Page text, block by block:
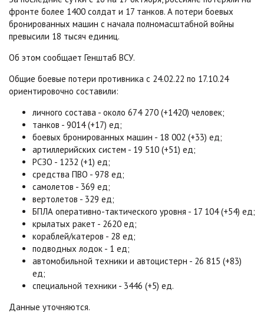
фронте более 1400 солдат и 17 танков. А потери боевых
бронированных машин с начала полномасштабной войны
превысили 18 тысяч единиц.
Об этом сообщает Генштаб ВСУ.
Общие боевые потери противника с 24.02.22 по 17.10.24
ориентировочно составили:
личного состава - около 674 270 (+1420) человек;
танков - 9014 (+17) ед;
боевых бронированных машин - 18 002 (+33) ед;
артиллерийских систем - 19 510 (+51) ед;
РСЗО - 1232 (+1) ед;
средства ПВО - 978 ед;
самолетов - 369 ед;
вертолетов - 329 ед;
БПЛА оперативно-тактического уровня - 17 104 (+54) ед;
крылатых ракет - 2620 ед;
кораблей/катеров - 28 ед;
подводных лодок - 1 ед;
автомобильной техники и автоцистерн - 26 815 (+83)
ед;
специальной техники - 3446 (+5) ед.
Данные уточняются.